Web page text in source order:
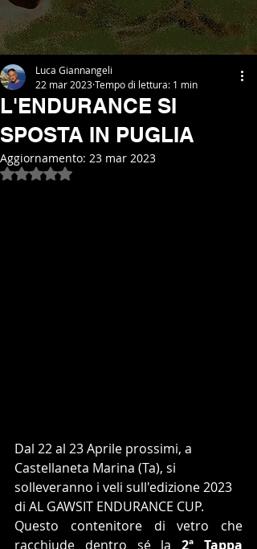
L'ENDURANCE SI
SPOSTA IN PUGLIA
Luca Giannangeli
22 mar 2023Tempo di lettura: 1 min
Aggiornamento: 23 mar 2023
Valutazione NaN stelle su 5.
Dal 22 al 23 Aprile prossimi, a
Castellaneta Marina (Ta), si
solleveranno i veli sull'edizione 2023
di AL GAWSIT ENDURANCE CUP.
Questo contenitore di vetro che
racchiude dentro sé la 2ª Tappa